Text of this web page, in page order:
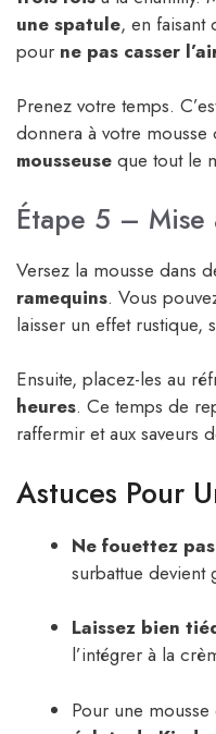
une spatule, en faisant
pour ne pas casser
Prenez votre temps.
donnera à votre mousse
mousseuse que tout le
Étape 5 – Mise
Versez la mousse dans
ramequins. Vous
laisser un effet rustique,
Ensuite, placez-les au
heures. Ce temps de
raffermir et aux saveurs
Astuces Pour
Ne fouettez
surbattue devient
Laissez bien
l’intégrer à la
Pour une